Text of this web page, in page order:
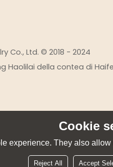
Co., Ltd. © 2018 - 2024
Haolilai della contea di
Cookie
experience. They also
Reject All Accept